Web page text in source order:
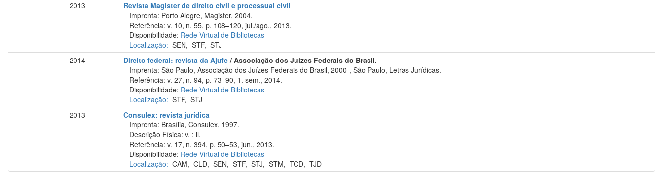
2013
Revista Magister de direito civil e processual civil
Imprenta: Porto Alegre, Magister, 2004.
Referência: v. 10, n. 55, p. 108–120, jul./ago., 2013.
Disponibilidade: Rede Virtual de Bibliotecas
Localização: SEN,STF,STJ
2014
Direito federal: revista da Ajufe / Associação dos Juízes Federais do Brasil.
Imprenta: São Paulo, Associação dos Juízes Federais do Brasil, 2000-, São Paulo, Letras Jurídicas.
Referência: v. 27, n. 94, p. 73–90, 1. sem., 2014.
Disponibilidade: Rede Virtual de Bibliotecas
Localização: STF,STJ
2013
Consulex: revista jurídica
Imprenta: Brasília, Consulex, 1997.
Descrição Física: v. : il.
Referência: v. 17, n. 394, p. 50–53, jun., 2013.
Disponibilidade: Rede Virtual de Bibliotecas
Localização: CAM,CLD,SEN,STF,STJ,STM,TCD,TJD